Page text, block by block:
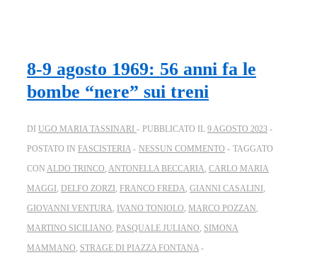
8-9 agosto 1969: 56 anni fa le
bombe “nere” sui treni
DI UGO MARIA TASSINARI PUBBLICATO IL 9 AGOSTO 2023
POSTATO IN FASCISTERIA NESSUN COMMENTO
TAGGATO
CON ALDO TRINCO, ANTONELLA BECCARIA, CARLO MARIA
MAGGI , DELFO ZORZI , FRANCO FREDA, GIANNI CASALINI ,
GIOVANNI VENTURA, IVANO TONIOLO, MARCO POZZAN,
MARTINO SICILIANO, PASQUALE JULIANO, SIMONA
MAMMANO, STRAGE DI PIAZZA FONTANA